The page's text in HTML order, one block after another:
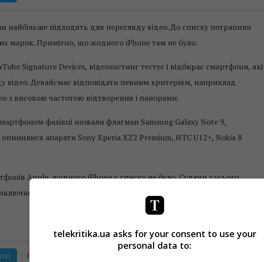
найбільше підходять для перегляду відео. До списку потрапили
марок. Примітно, що жодного iPhone там не було.
Signature Devices, відеохостинг тестує і відбирає смартфони, які
відео. Девайсмає відповідати певним критеріям, наприклад
з високою частотою відтворення і панорами.
фахівці назвали флагман Samsung Galaxy Note 9,
апарати Sony Xperia XZ2 Premium, HTC U12+, Nokia 8
Apple, жодного iPhone у списку не було. Судячи з усього,
з Android-девайсів, або експертів чимось не влаштував навіть
0
telekritika.ua asks for your consent to use your
personal data to: